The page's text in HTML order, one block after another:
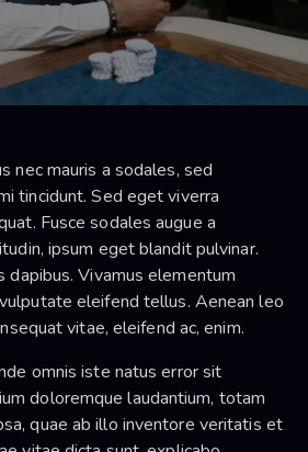
nec mauris a sodales, sed
tincidunt. Sed eget viverra
Fusce sodales augue a
ipsum eget blandit pulvinar.
dapibus. Vivamus elementum
eleifend tellus. Aenean leo
vitae, eleifend ac, enim.
omnis iste natus error sit
doloremque laudantium, totam
quae ab illo inventore veritatis et